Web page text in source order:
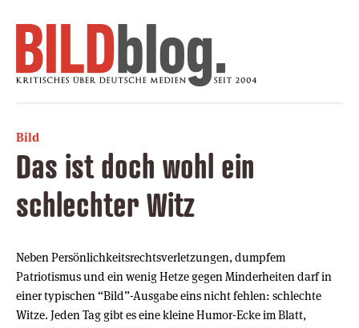
Bild
Das ist doch wohl ein
schlechter Witz
Neben Persönlichkeitsrechtsverletzungen, dumpfem
Patriotismus und ein wenig Hetze gegen Minderheiten darf in
einer typischen “Bild”-Ausgabe eins nicht fehlen: schlechte
Witze. Jeden Tag gibt es eine kleine Humor-Ecke im Blatt,